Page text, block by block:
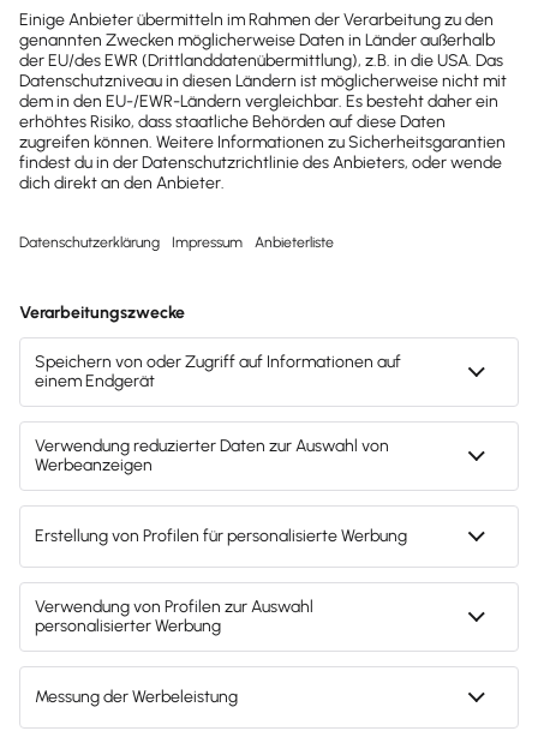
0800-7234-254
Wir sind Mo-Fr von 8:00 – 18:00 Uhr für
dich da.
lexware-onlineschulungen@haufe-
lexware.com
Svenja Bock
Deine Ansprechpartnerin für die
Lexware Akademie